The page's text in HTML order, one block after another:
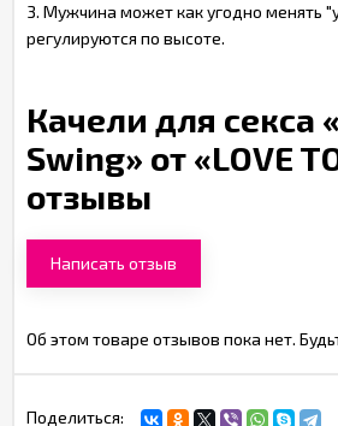
3. Мужчина может как угодно менять
регулируются по высоте.
Качели для секса
Swing» от «LOVE
отзывы
Написать отзыв
Об этом товаре отзывов пока нет.
Поделиться: